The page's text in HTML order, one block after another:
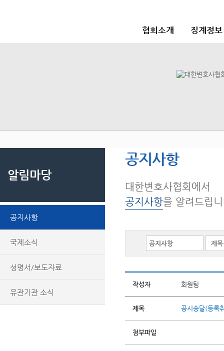
협회소개 징계정
알림마당
공지사항
국제소식
성명서/보도자료
유관기관 소식
공지사항
대한변호사협회에서
공지사항을 알려드립
작성자 회원팀
제목 공시송달(등록
첨부파일